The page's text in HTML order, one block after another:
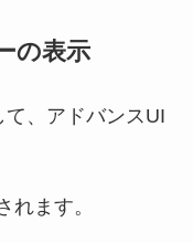
の表示
て、アドバンスUI
れます。